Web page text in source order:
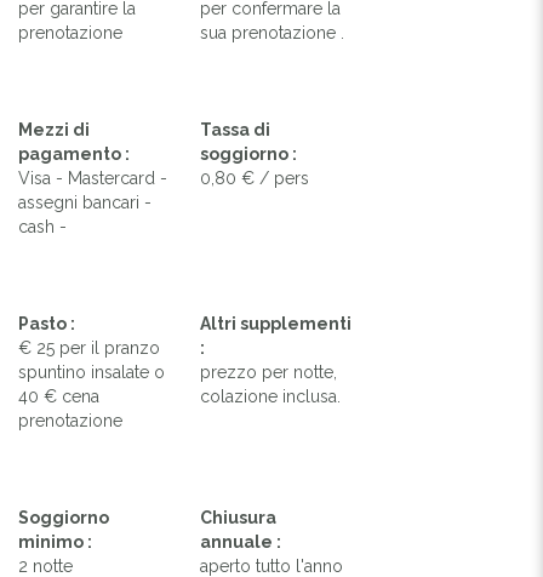
per garantire la
prenotazione
per confermare la
sua prenotazione .
Mezzi di
pagamento :
Visa - Mastercard -
assegni bancari -
cash -
Tassa di
soggiorno :
0,80 € / pers
Pasto :
€ 25 per il pranzo
spuntino insalate o
40 € cena
prenotazione
Altri supplementi
:
prezzo per notte,
colazione inclusa.
Soggiorno
minimo :
2 notte
Chiusura
annuale :
aperto tutto l'anno